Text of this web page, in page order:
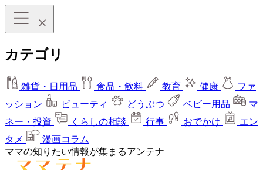
カテゴリ
雑貨・日用品 食品・飲料 教育 健康
ファ
ッション
ビューティ どうぶつ ベビー用品
マ
ネー・投資
くらしの相談 行事 おでかけ
エン
タメ
漫画コラム
ママの知りたい情報が集まるアンテナ